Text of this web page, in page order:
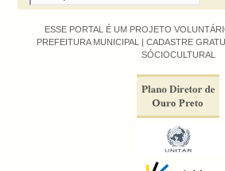
ESSE PORTAL É UM PROJETO
PREFEITURA MUNICIPAL | CADASTRE
SÓCIOCULTURAL